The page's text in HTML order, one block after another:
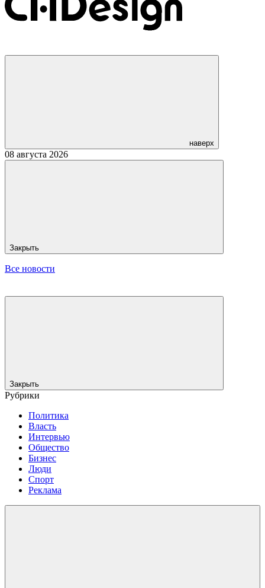
наверх
08 августа 2026
Закрыть
Все новости
Закрыть
Рубрики
Политика
Власть
Интервью
Общество
Бизнес
Люди
Спорт
Реклама